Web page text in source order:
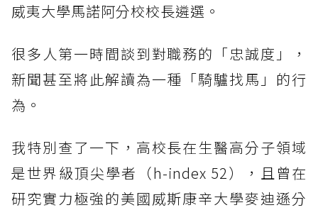
威夷大學馬諾阿分校校長遴選。
很多人第一時間談到對職務的「忠誠度」，
新聞甚至將此解讀為一種「騎驢找馬」的行
為。
我特別查了一下，高校長在生醫高分子領域
是世界級頂尖學者（h-index 52），且曾在
研究實力極強的美國威斯康辛大學麥迪遜分